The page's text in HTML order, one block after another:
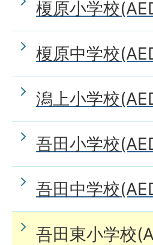
榎原小学校
榎原中学校
潟上小学校
吾田小学校
吾田中学校
吾田東小学校